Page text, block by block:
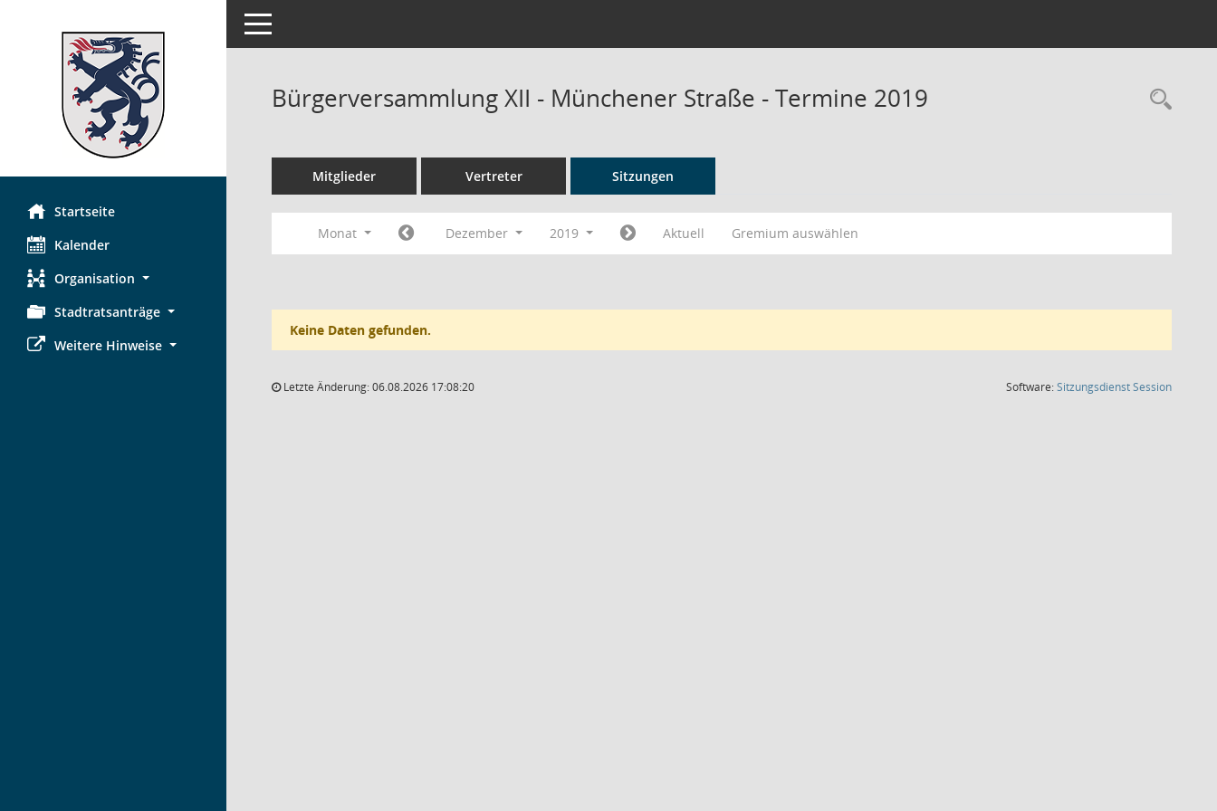
Startseite
Kalender
Organisation
Stadtratsanträge
Weitere Hinweise
Toggle navigation
Bürgerversammlung XII - Münchener Straße - Termine 2019
Mitglieder Vertreter Sitzungen
Monat Dezember 2019 Aktuell Gremium auswählen
Keine Daten gefunden.
Letzte Änderung: 06.08.2026 17:08:20 Software:SitzungsdienstSession(Wird in